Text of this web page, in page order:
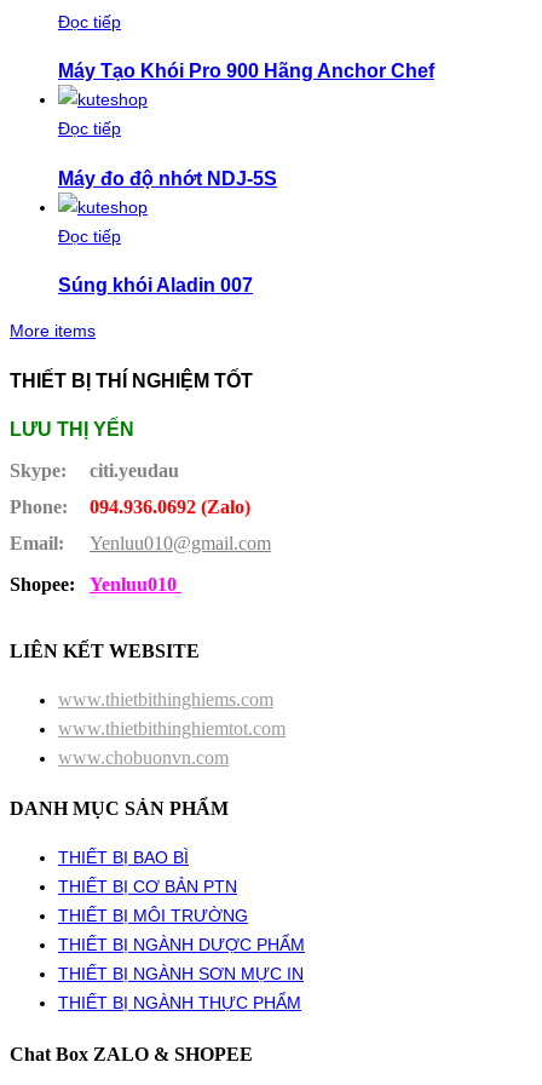
Đọc tiếp
Máy Tạo Khói Pro 900 Hãng Anchor Chef
Đọc tiếp
Máy đo độ nhớt NDJ-5S
Đọc tiếp
Súng khói Aladin 007
More items
THIẾT BỊ THÍ NGHIỆM TỐT
LƯU THỊ YẾN
Skype:
citi.yeudau
Phone:
094.936.0692 (Zalo)
Email:
Yenluu010@gmail.com
Shopee:
Yenluu010
LIÊN KẾT WEBSITE
www.thietbithinghiems.com
www.thietbithinghiemtot.com
www.chobuonvn.com
DANH MỤC SẢN PHẨM
THIẾT BỊ BAO BÌ
THIẾT BỊ CƠ BẢN PTN
THIẾT BỊ MÔI TRƯỜNG
THIẾT BỊ NGÀNH DƯỢC PHẨM
THIẾT BỊ NGÀNH SƠN MỰC IN
THIẾT BỊ NGÀNH THỰC PHẨM
Chat Box ZALO & SHOPEE